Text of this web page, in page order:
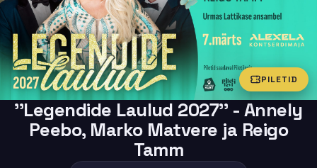
PILETID
''Legendide Laulud 2027'' - Annely
Peebo, Marko Matvere ja Reigo
Tamm